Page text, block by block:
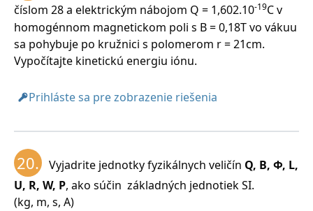
číslom 28 a elektrickým nábojom Q = 1,602.10-19C v
homogénnom magnetickom poli s B = 0,18T vo vákuu
sa pohybuje po kružnici s polomerom r = 21cm.
Vypočítajte kinetickú energiu iónu.
Prihláste sa pre zobrazenie riešenia
20. Vyjadrite jednotky fyzikálnych veličín Q, B, Φ, L,
U, R, W, P, ako súčin základných jednotiek SI.
(kg, m, s, A)